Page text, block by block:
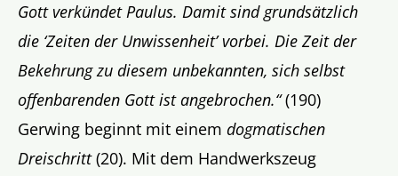
Gott verkündet Paulus. Damit sind grundsätzlich
die ‘Zeiten der Unwissenheit’ vorbei. Die Zeit der
Bekehrung zu diesem unbekannten, sich selbst
offenbarenden Gott ist angebrochen.“(190)
Gerwing beginnt mit einem dogmatischen
Dreischritt(20). Mit dem Handwerkszeug